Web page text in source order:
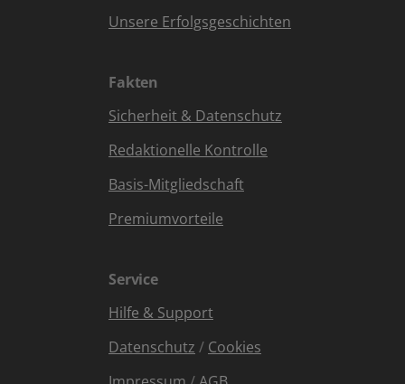
Unsere Erfolgsgeschichten
Fakten
Sicherheit & Datenschutz
Redaktionelle Kontrolle
Basis-Mitgliedschaft
Premiumvorteile
Service
Hilfe & Support
Datenschutz / Cookies